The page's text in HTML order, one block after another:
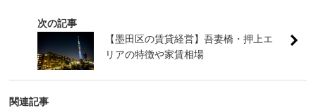
次の記事
【墨田区の賃貸経営】吾妻橋・押上エ
リアの特徴や家賃相場
関連記事